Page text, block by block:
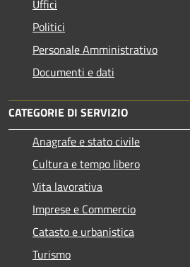
Uffici
Politici
Personale Amministrativo
Documenti e dati
CATEGORIE DI SERVIZIO
Anagrafe e stato civile
Cultura e tempo libero
Vita lavorativa
Imprese e Commercio
Catasto e urbanistica
Turismo